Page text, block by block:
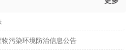
污染环境防治信息公告